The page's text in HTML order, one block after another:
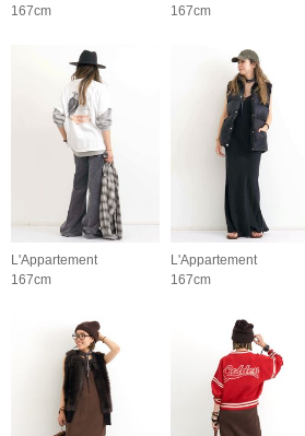
167cm
167cm
L'Appartement
167cm
L'Appartement
167cm